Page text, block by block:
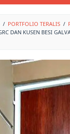
/ PORTFOLIO TERALIS /
DAN KUSEN BESI